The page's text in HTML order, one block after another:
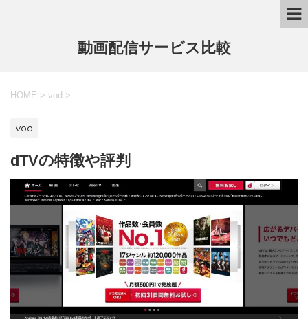
動画配信サービス比較
HOME > vod >
vod
dTVの特徴や評判